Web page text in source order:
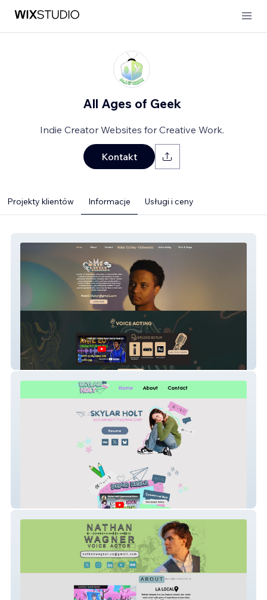
All Ages of Geek
Indie Creator Websites for Creative Work.
Kontakt
Projekty klientów Informacje Usługi i ceny
Nateeoactor